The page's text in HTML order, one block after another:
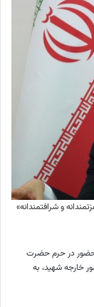
و شرافتمندانه»
حضور در حرم حضرت
خارجه شهید، به